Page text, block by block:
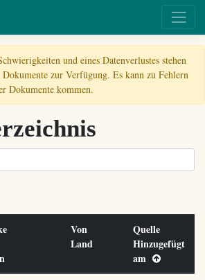
und eines Datenverlustes stehen
zur Verfügung. Es kann zu Fehlern
Dokumente kommen.
Von
Land
Quelle
Hinzugefügt
am